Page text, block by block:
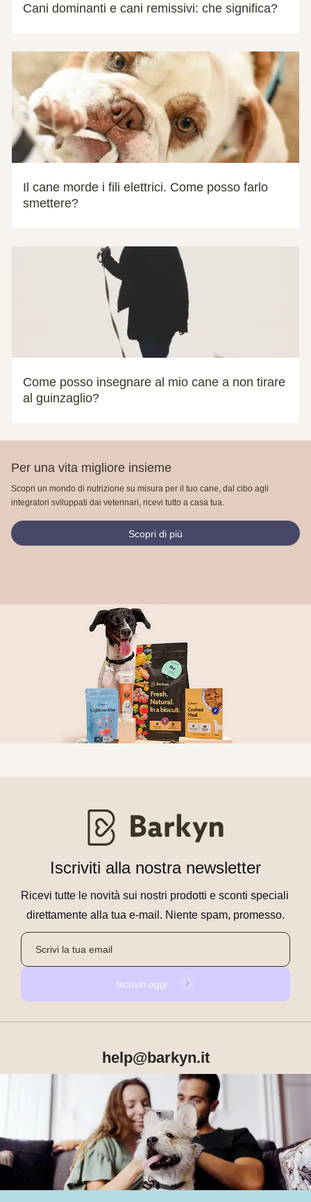
Cani dominanti e cani remissivi: che significa?
Il cane morde i fili elettrici. Come posso farlo
smettere?
Come posso insegnare al mio cane a non tirare
al guinzaglio?
Per una vita migliore insieme
Scopri un mondo di nutrizione su misura per il tuo cane, dal cibo agli
integratori sviluppati dai veterinari, ricevi tutto a casa tua.
Scopri di più
Iscriviti alla nostra newsletter
Ricevi tutte le novità sui nostri prodotti e sconti speciali
direttamente alla tua e-mail. Niente spam, promesso.
Iscriviti oggi
help@barkyn.it
Prodotti